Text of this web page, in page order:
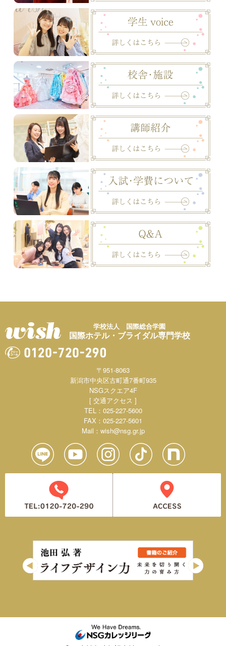
学校法人 国際総合学園
国際ホテル・ブライダル専門学校
〒951-8063
新潟市中央区古町通7番町935
NSGスクエア4F
[ 交通アクセス ]
TEL：025-227-5600
FAX：025-227-5601
Mail： wish@nsg.gr.jp